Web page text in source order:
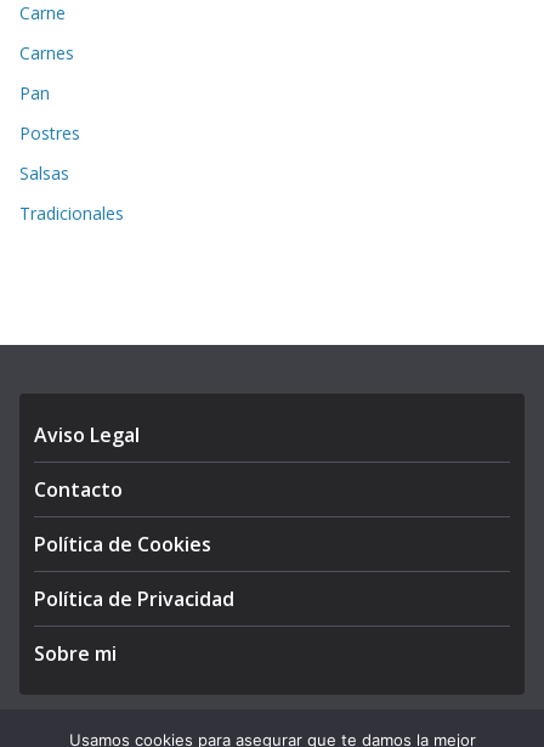
Carne
Carnes
Pan
Postres
Salsas
Tradicionales
Aviso Legal
Contacto
Política de Cookies
Política de Privacidad
Sobre mi
Usamos cookies para asegurar que te damos la mejor